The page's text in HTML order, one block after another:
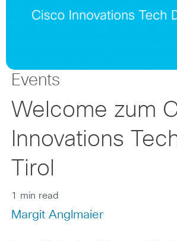
Events
Welcome zum
Innovations
Tirol
1 min read
Margit Anglmaier